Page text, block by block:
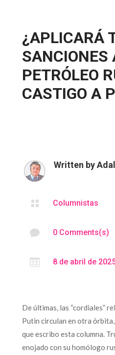
¿APLICARÁ
SANCIONES
PETRÓLEO
CASTIGO A
Written by
 Columnistas
 0 Comments(s)
 8 de abril de
De últimas, las “cordiales”
Putin circulan en otra
que escribo esta columna.
enojado con su homólogo